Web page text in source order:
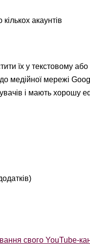
акаунтів
їх у текстовому
медійної мережі
і мають хорошу
свого YouTube-